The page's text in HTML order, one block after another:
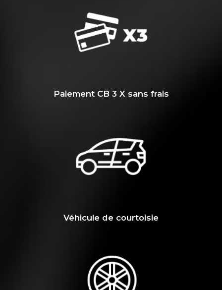
Paiement CB 3 X sans frais
Véhicule de courtoisie